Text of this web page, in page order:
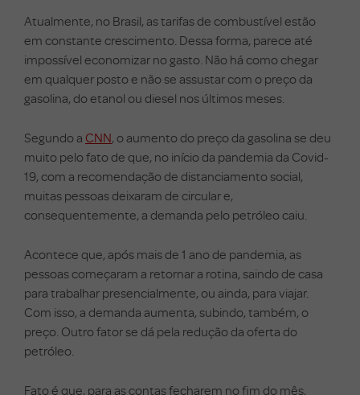
Atualmente, no Brasil, as tarifas de combustível estão
em constante crescimento. Dessa forma, parece até
impossível economizar no gasto. Não há como chegar
em qualquer posto e não se assustar com o preço da
gasolina, do etanol ou diesel nos últimos meses.
Segundo a CNN, o aumento do preço da gasolina se deu
muito pelo fato de que, no início da pandemia da Covid-
19, com a recomendação de distanciamento social,
muitas pessoas deixaram de circular e,
consequentemente, a demanda pelo petróleo caiu.
Acontece que, após mais de 1 ano de pandemia, as
pessoas começaram a retornar a rotina, saindo de casa
para trabalhar presencialmente, ou ainda, para viajar.
Com isso, a demanda aumenta, subindo, também, o
preço. Outro fator se dá pela redução da oferta do
petróleo.
Fato é que, para as contas fecharem no fim do mês,